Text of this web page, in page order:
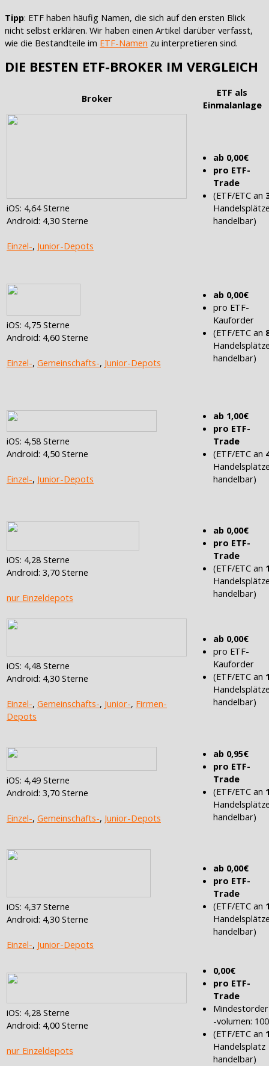
Tipp: ETF haben häufig Namen, die sich auf den ersten Blick
nicht selbst erklären. Wir haben einen Artikel darüber verfasst,
wie die Bestandteile im ETF-Namen zu interpretieren sind.
DIE BESTEN ETF-BROKER IM VERGLEICH
Broker
ETF als
Einmalanlage
iOS: 4,64 Sterne
Android: 4,30 Sterne
Einzel-, Junior-Depots
ab 0,00€
pro ETF-
Trade
(ETF/ETC an
handelbar)
iOS: 4,75 Sterne
Android: 4,60 Sterne
Einzel-, Gemeinschafts-, Junior-Depots
ab 0,00€
pro ETF-
Kauforder
(ETF/ETC an
handelbar)
iOS: 4,58 Sterne
Android: 4,50 Sterne
Einzel-, Junior-Depots
ab 1,00€
pro ETF-
Trade
(ETF/ETC an
handelbar)
iOS: 4,28 Sterne
Android: 3,70 Sterne
nur Einzeldepots
ab 0,00€
pro ETF-
Trade
(ETF/ETC an
handelbar)
iOS: 4,48 Sterne
Android: 4,30 Sterne
Einzel-, Gemeinschafts-, Junior-, Firmen-
Depots
ab 0,00€
pro ETF-
Kauforder
(ETF/ETC an
handelbar)
iOS: 4,49 Sterne
Android: 3,70 Sterne
Einzel-, Gemeinschafts-, Junior-Depots
ab 0,95€
pro ETF-
Trade
(ETF/ETC an
handelbar)
iOS: 4,37 Sterne
Android: 4,30 Sterne
Einzel-, Junior-Depots
ab 0,00€
pro ETF-
Trade
(ETF/ETC an
handelbar)
iOS: 4,28 Sterne
Android: 4,00 Sterne
nur Einzeldepots
0,00€
pro ETF-
Trade
Mindestorder
-volumen:
(ETF/ETC an
Handelsplatz
handelbar)